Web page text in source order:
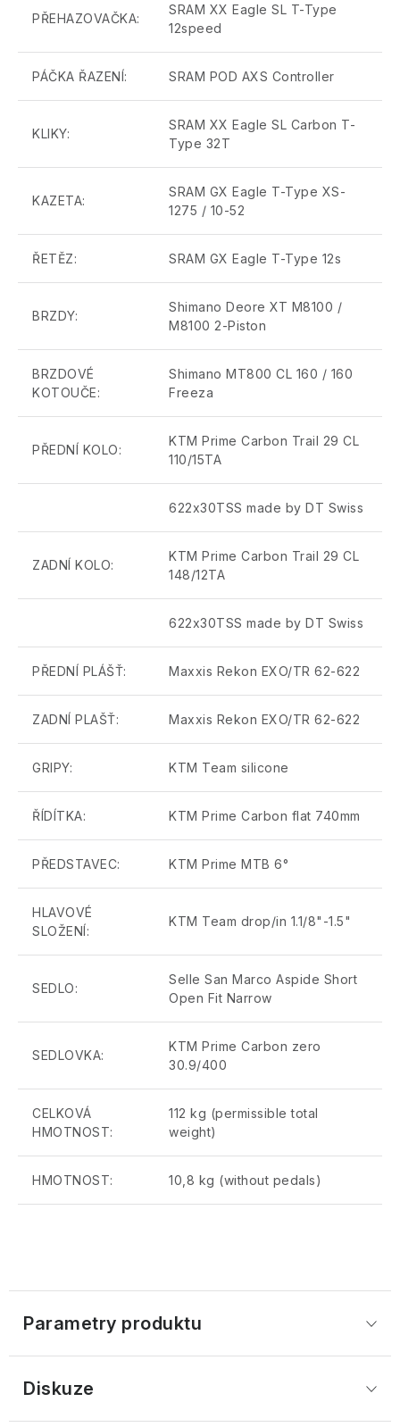
PŘEHAZOVAČKA:
SRAM XX Eagle SL T-Type
12speed
PÁČKA ŘAZENÍ: SRAM POD AXS Controller
KLIKY:
SRAM XX Eagle SL Carbon T-
Type 32T
KAZETA:
SRAM GX Eagle T-Type XS-
1275 / 10-52
ŘETĚZ: SRAM GX Eagle T-Type 12s
BRZDY:
Shimano Deore XT M8100 /
M8100 2-Piston
BRZDOVÉ
KOTOUČE:
Shimano MT800 CL 160 / 160
Freeza
PŘEDNÍ KOLO:
KTM Prime Carbon Trail 29 CL
110/15TA
622x30TSS made by DT Swiss
ZADNÍ KOLO:
KTM Prime Carbon Trail 29 CL
148/12TA
622x30TSS made by DT Swiss
PŘEDNÍ PLÁŠŤ: Maxxis Rekon EXO/TR 62-622
ZADNÍ PLAŠŤ: Maxxis Rekon EXO/TR 62-622
GRIPY: KTM Team silicone
ŘÍDÍTKA: KTM Prime Carbon flat 740mm
PŘEDSTAVEC: KTM Prime MTB 6°
HLAVOVÉ
SLOŽENÍ:
KTM Team drop/in 1.1/8"-1.5"
SEDLO:
Selle San Marco Aspide Short
Open Fit Narrow
SEDLOVKA:
KTM Prime Carbon zero
30.9/400
CELKOVÁ
HMOTNOST:
112 kg (permissible total
weight)
HMOTNOST: 10,8 kg (without pedals)
Parametry produktu
Diskuze